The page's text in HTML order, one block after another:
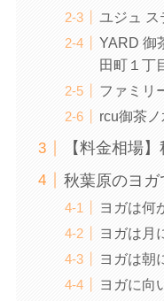
ユジュ ス
YARD 御
田町１丁
ファミリ
rcu御茶
【料金相場
秋葉原のヨガ
ヨガは何
ヨガは月
ヨガは朝
ヨガに向